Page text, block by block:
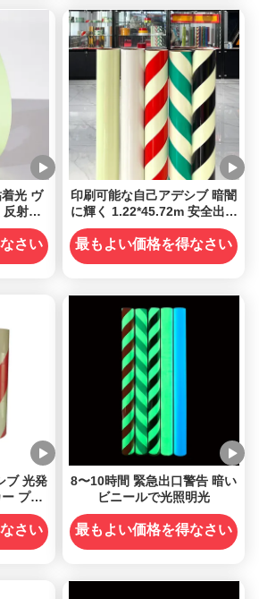
光 ヴ
反射紙
さい
印刷可能な自己アデシブ 暗闇
に輝く 1.22*45.72m 安全出口
標識
最もよい価格を得なさい
ブ 光発
プリ
ール
さい
8〜10時間 緊急出口警告 暗い
ビニールで光照明光
最もよい価格を得なさい